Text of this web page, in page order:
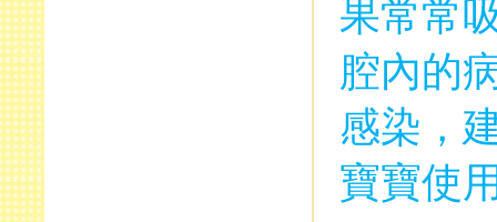
果常常
腔內的
感染，
寶寶使